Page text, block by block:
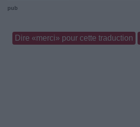
pub
Dire «merci» pour cette traduction